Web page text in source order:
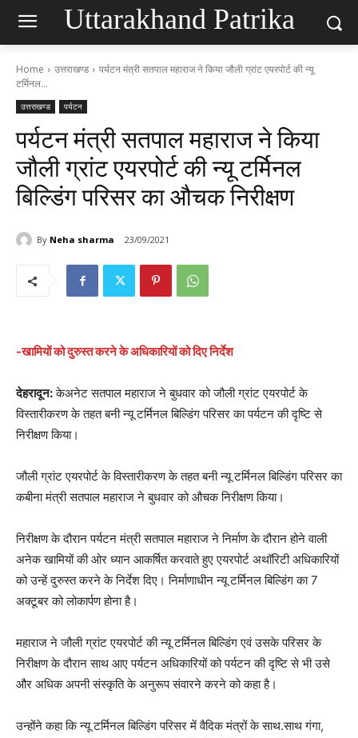
Uttarakhand Patrika
Home उत्तराखण्ड
पर्यटन मंत्री सतपाल महाराज ने किया जौली ग्रांट एयरपोर्ट की न्यू
टर्मिनल...
उत्तराखण्ड पर्यटन
पर्यटन मंत्री सतपाल महाराज ने किया
जौली ग्रांट एयरपोर्ट की न्यू टर्मिनल
बिल्डिंग परिसर का औचक निरीक्षण
By Neha sharma 23/09/2021
-खामियों को दुरुस्त करने के अधिकारियों को दिए निर्देश
देहरादून:केअनेट सतपाल महाराज ने बुधवार को जौली ग्रांट एयरपोर्ट के
विस्तारीकरण के तहत बनी न्यू टर्मिनल बिल्डिंग परिसर का पर्यटन की दृष्टि से
निरीक्षण किया।
जौली ग्रांट एयरपोर्ट के विस्तारीकरण के तहत बनी न्यू टर्मिनल बिल्डिंग परिसर का
कबीना मंत्री सतपाल महाराज ने बुधवार को औचक निरीक्षण किया।
निरीक्षण के दौरान पर्यटन मंत्री सतपाल महाराज ने निर्माण के दौरान होने वाली
अनेक खामियों की ओर ध्यान आकर्षित करवाते हुए एयरपोर्ट अथॉरिटी अधिकारियों
को उन्हें दुरुस्त करने के निर्देश दिए। निर्माणाधीन न्यू टर्मिनल बिल्डिंग का 7
अक्टूबर को लोकार्पण होना है।
महाराज ने जौली ग्रांट एयरपोर्ट की न्यू टर्मिनल बिल्डिंग एवं उसके परिसर के
निरीक्षण के दौरान साथ आए पर्यटन अधिकारियों को पर्यटन की दृष्टि से भी उसे
और अधिक अपनी संस्कृति के अनुरूप संवारने करने को कहा है।
उन्होंने कहा कि न्यू टर्मिनल बिल्डिंग परिसर में वैदिक मंत्रों के साथ.साथ गंगा,